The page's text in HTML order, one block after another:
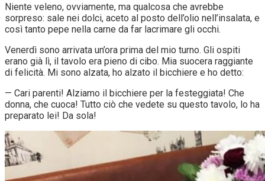
Niente veleno, ovviamente, ma qualcosa che avrebbe
sorpreso: sale nei dolci, aceto al posto dell’olio nell’insalata, e
così tanto pepe nella carne da far lacrimare gli occhi.
Venerdì sono arrivata un’ora prima del mio turno. Gli ospiti
erano già lì, il tavolo era pieno di cibo. Mia suocera raggiante
di felicità. Mi sono alzata, ho alzato il bicchiere e ho detto:
— Cari parenti! Alziamo il bicchiere per la festeggiata! Che
donna, che cuoca! Tutto ciò che vedete su questo tavolo, lo ha
preparato lei! Da sola!